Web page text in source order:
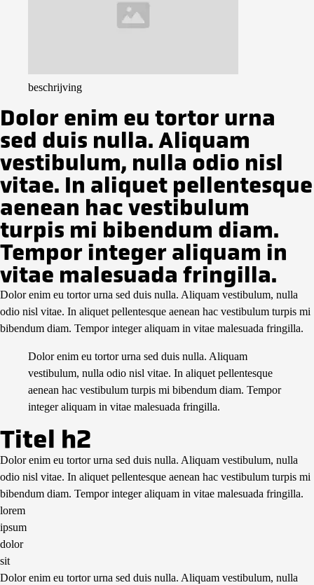
beschrijving
Dolor enim eu tortor urna
sed duis nulla. Aliquam
vestibulum, nulla odio nisl
vitae. In aliquet pellentesque
aenean hac vestibulum
turpis mi bibendum diam.
Tempor integer aliquam in
vitae malesuada fringilla.
Dolor enim eu tortor urna sed duis nulla. Aliquam vestibulum, nulla
odio nisl vitae. In aliquet pellentesque aenean hac vestibulum turpis mi
bibendum diam. Tempor integer aliquam in vitae malesuada fringilla.
Dolor enim eu tortor urna sed duis nulla. Aliquam
vestibulum, nulla odio nisl vitae. In aliquet pellentesque
aenean hac vestibulum turpis mi bibendum diam. Tempor
integer aliquam in vitae malesuada fringilla.
Titel h2
Dolor enim eu tortor urna sed duis nulla. Aliquam vestibulum, nulla
odio nisl vitae. In aliquet pellentesque aenean hac vestibulum turpis mi
bibendum diam. Tempor integer aliquam in vitae malesuada fringilla.
lorem
ipsum
dolor
sit
Dolor enim eu tortor urna sed duis nulla. Aliquam vestibulum, nulla